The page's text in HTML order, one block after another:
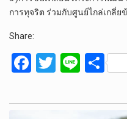
การทุจริต ร่วมกับศูนย์ไกล่เกลี่
Share:
F
ce
T
tt
Li
e
S
ar